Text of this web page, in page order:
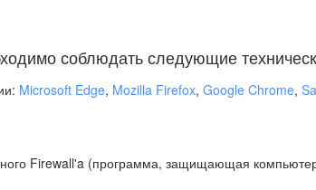
соблюдать следующие
Microsoft Edge, Mozilla Firefox, Google Chrome,
Firewall'a (программа, защищающая